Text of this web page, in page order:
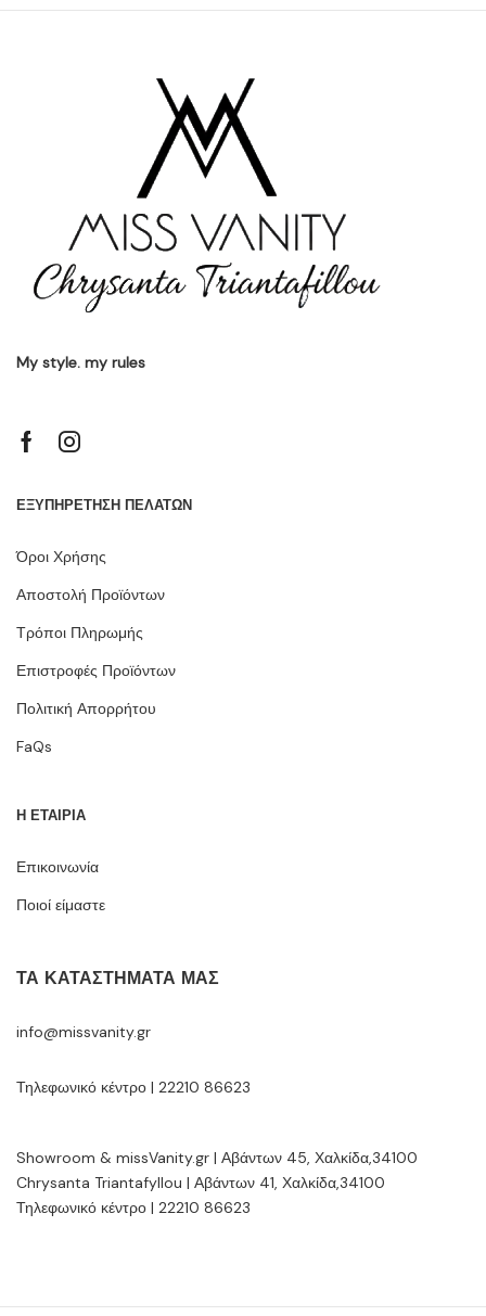
My style. my rules
ΕΞΥΠΗΡΕΤΗΣΗ ΠΕΛΑΤΩΝ
Όροι Χρήσης
Αποστολή Προϊόντων
Τρόποι Πληρωμής
Επιστροφές Προϊόντων
Πολιτική Απορρήτου
FaQs
Η ΕΤΑΙΡΙΑ
Επικοινωνία
Ποιοί είμαστε
ΤΑ ΚΑΤΑΣΤΉΜΑΤΆ ΜΑΣ
info@missvanity.gr
Τηλεφωνικό κέντρο | 22210 86623
Showroom & missVanity.gr | Αβάντων 45, Χαλκίδα,34100
Chrysanta Triantafyllou | Αβάντων 41, Χαλκίδα,34100
Τηλεφωνικό κέντρο | 22210 86623